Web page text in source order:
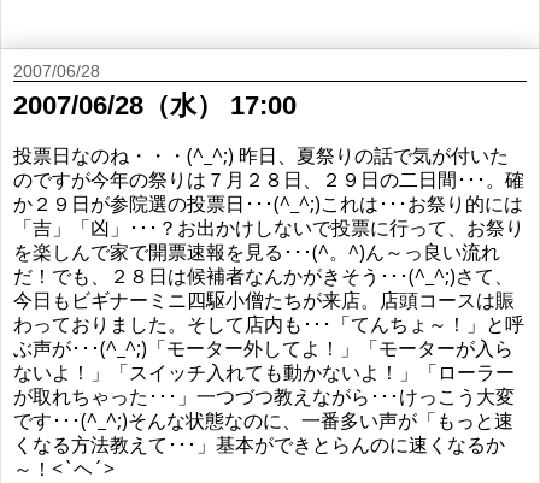
2007/06/28
2007/06/28（水） 17:00
投票日なのね・・・(^_^;) 昨日、夏祭りの話で気が付いた
のですが今年の祭りは７月２８日、２９日の二日間･･･。確
か２９日が参院選の投票日･･･(^_^;)これは･･･お祭り的には
「吉」「凶」･･･？お出かけしないで投票に行って、お祭り
を楽しんで家で開票速報を見る･･･(^。^)ん～っ良い流れ
だ！でも、２８日は候補者なんかがきそう･･･(^_^;)さて、
今日もビギナーミニ四駆小僧たちが来店。店頭コースは賑
わっておりました。そして店内も･･･「てんちょ～！」と呼
ぶ声が･･･(^_^;)「モーター外してよ！」「モーターが入ら
ないよ！」「スイッチ入れても動かないよ！」「ローラー
が取れちゃった･･･」一つづつ教えながら･･･けっこう大変
です･･･(^_^;)そんな状態なのに、一番多い声が「もっと速
くなる方法教えて･･･」基本ができとらんのに速くなるか
～！<`ヘ´>